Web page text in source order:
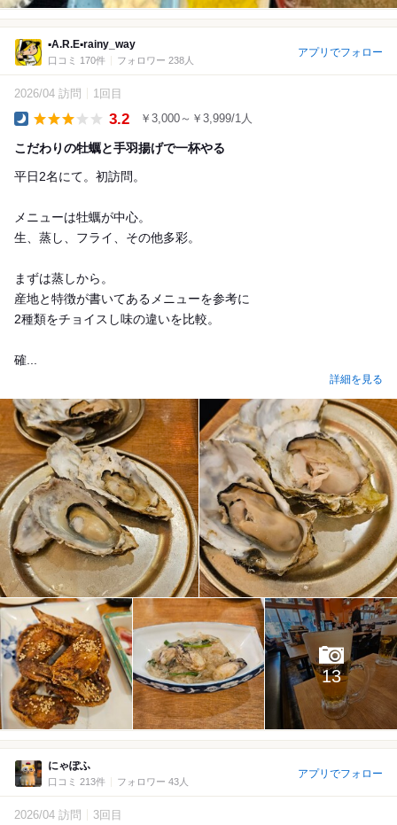
▪A.R.E▪rainy_way
口コミ 170件 フォロワー 238人
アプリでフォロー
2026/04 訪問 1回目
3.2 ￥3,000～￥3,999/1人
こだわりの牡蠣と手羽揚げで一杯やる
平日2名にて。初訪問。
メニューは牡蠣が中心。
生、蒸し、フライ、その他多彩。
まずは蒸しから。
産地と特徴が書いてあるメニューを参考に
2種類をチョイスし味の違いを比較。
確...
詳細を見る
13
にゃぽふ
口コミ 213件 フォロワー 43人
アプリでフォロー
2026/04 訪問 3回目